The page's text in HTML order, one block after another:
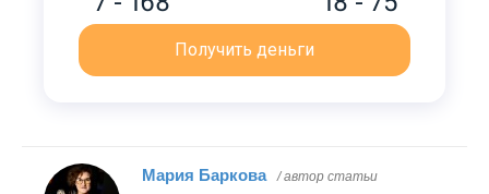
Получить деньги
Мария Баркова / автор статьи